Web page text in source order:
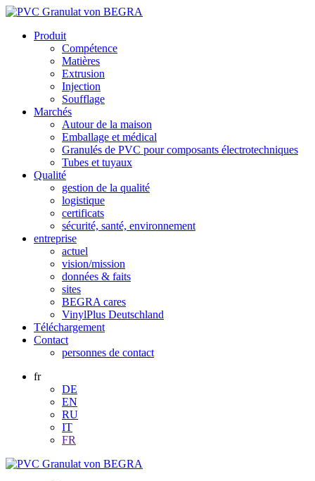
Produit
Compétence
Matières
Extrusion
Injection
Soufflage
Marchés
Autour de la maison
Emballage et médical
Granulés de PVC pour composants électrotechniques
Tubes et tuyaux
Qualité
gestion de la qualité
logistique
certificats
sécurité, santé, environnement
entreprise
actuel
vision/mission
données & faits
sites
BEGRA cares
VinylPlus Deutschland
Téléchargement
Contact
personnes de contact
fr
DE
EN
RU
IT
FR